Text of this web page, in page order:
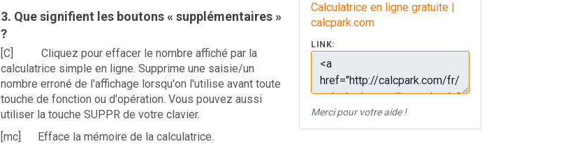
3. Que signifient les boutons « supplémentaires »
?
[C] Cliquez pour effacer le nombre affiché par la
calculatrice simple en ligne. Supprime une saisie/un
nombre erroné de l'affichage lorsqu'on l'utilise avant toute
touche de fonction ou d'opération. Vous pouvez aussi
utiliser la touche SUPPR de votre clavier.
[mc] Efface la mémoire de la calculatrice.
Calculatrice en ligne gratuite |
calcpark.com
LINK:
Merci pour votre aide !